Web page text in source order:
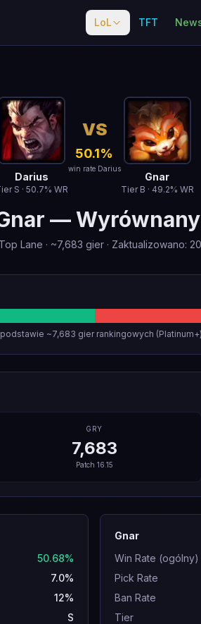
LoL TFT
Darius
S · 50.7% WR
VS
50.1%
win rate Darius
Gnar
Tier B · 49.2% WR
—
Top Lane · ~7,683 gier · Zaktualizowano:
~7,683 gier rankingowych (Platinum+)
GRY
7,683
Patch 16.15
50.68%
7.0%
12%
S
Gnar
Win Rate (ogólny)
Pick Rate
Ban Rate
Tier